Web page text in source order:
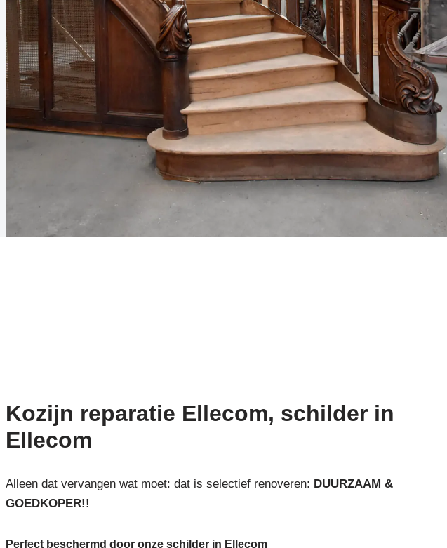
Kozijn reparatie Ellecom, schilder in
Ellecom
Alleen dat vervangen wat moet: dat is selectief renoveren: DUURZAAM &
GOEDKOPER!!
Perfect beschermd door onze schilder in Ellecom